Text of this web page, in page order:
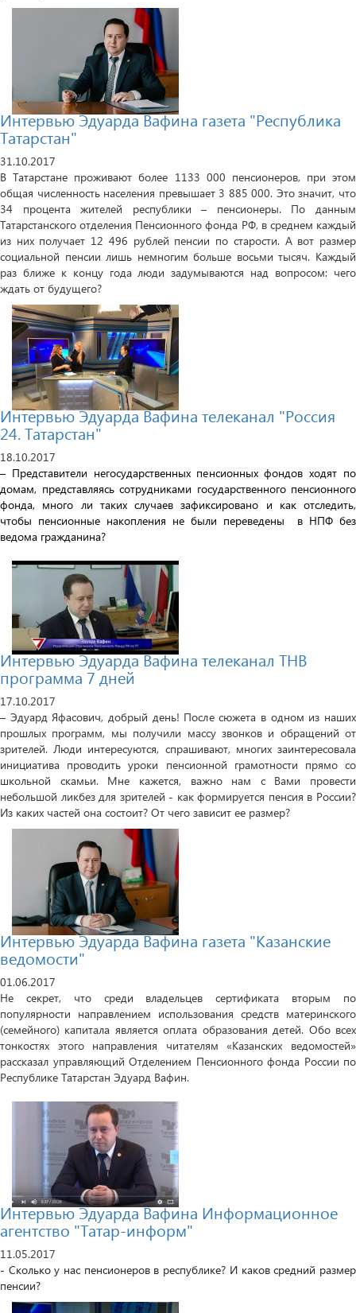
Интервью Эдуарда Вафина газета "Республика
Татарстан"
31.10.2017
В Татарстане проживают более 1133 000 пенсионеров, при этом
общая численность населения превышает 3 885 000. Это значит, что
34 процента жителей республики – пенсионеры. По данным
Татарстанского отделения Пенсионного фонда РФ, в среднем каждый
из них получает 12 496 рублей пенсии по старости. А вот размер
социальной пенсии лишь немногим больше восьми тысяч. Каждый
раз ближе к концу года люди задумываются над вопросом: чего
ждать от будущего?
Интервью Эдуарда Вафина телеканал "Россия
24. Татарстан"
18.10.2017
– Представители негосударственных пенсионных фондов ходят по
домам, представляясь сотрудниками государственного пенсионного
фонда, много ли таких случаев зафиксировано и как отследить,
чтобы пенсионные накопления не были переведены в НПФ без
ведома гражданина?
Интервью Эдуарда Вафина телеканал ТНВ
программа 7 дней
17.10.2017
– Эдуард Яфасович, добрый день! После сюжета в одном из наших
прошлых программ, мы получили массу звонков и обращений от
зрителей. Люди интересуются, спрашивают, многих заинтересовала
инициатива проводить уроки пенсионной грамотности прямо со
школьной скамьи. Мне кажется, важно нам с Вами провести
небольшой ликбез для зрителей - как формируется пенсия в России?
Из каких частей она состоит? От чего зависит ее размер?
Интервью Эдуарда Вафина газета "Казанские
ведомости"
01.06.2017
Не секрет, что среди владельцев сертификата вторым по
популярности направлением использования средств материнского
(семейного) капитала является оплата образования детей. Обо всех
тонкостях этого направления читателям «Казанских ведомостей»
рассказал управляющий Отделением Пенсионного фонда России по
Республике Татарстан Эдуард Вафин.
Интервью Эдуарда Вафина Информационное
агентство "Татар-информ"
11.05.2017
- Сколько у нас пенсионеров в республике? И каков средний размер
пенсии?